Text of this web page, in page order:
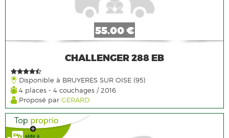
55.00 €
CHALLENGER 288 EB
Disponible à BRUYERES SUR OISE (95)
4 places - 4 couchages / 2016
Proposé par GERARD